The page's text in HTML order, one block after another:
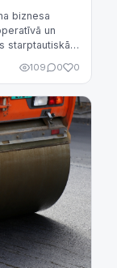
biznesa
un
starptautiskā
109 0 0